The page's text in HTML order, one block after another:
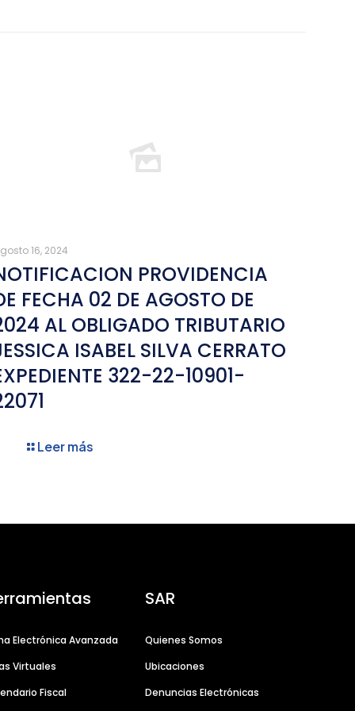
16, 2024
PROVIDENCIA
FECHA 02 DE AGOSTO DE
AL OBLIGADO TRIBUTARIO
ISABEL SILVA CERRATO
322-22-10901-
Leer más
Electrónica Avanzada
Virtuales
Fiscal
SAR
Quienes Somos
Ubicaciones
Denuncias Electrónicas